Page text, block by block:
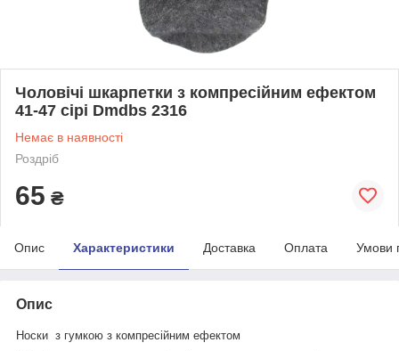
Чоловічі шкарпетки з компресійним ефектом
41-47 сірі Dmdbs 2316
Немає в наявності
Роздріб
65 ₴
Опис Характеристики Доставка Оплата Умови
Опис
Носки з гумкою з компресійним ефектом